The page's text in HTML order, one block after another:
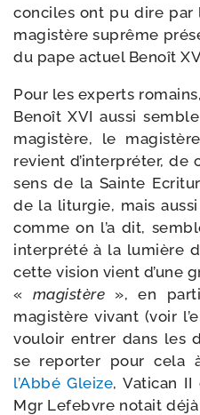
conciles ont pu dire par
magis­tère suprême
du pape actuel Benoît
Pour les experts
Benoît XVI aus­si
magis­tère, le
revient d’in­ter­pré­ter, de
sens de la Sainte
de la litur­gie, mais
comme on l’a dit,
inter­pré­té à la lumière
cette vision vient d’une
« magis­tère », en
magis­tère vivant (voir
vou­loir entrer dans les
se repor­ter pour cela
l’Abbé Gleize, Vatican
Mgr Lefebvre notait